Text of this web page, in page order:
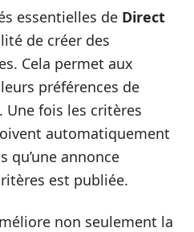
essentielles de Direct
de créer des
Cela permet aux
préférences de
Une fois les critères
automatiquement
qu’une annonce
est publiée.
non seulement la